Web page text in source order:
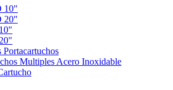
10"
20"
Portacartuchos
Multiples Acero Inoxidable